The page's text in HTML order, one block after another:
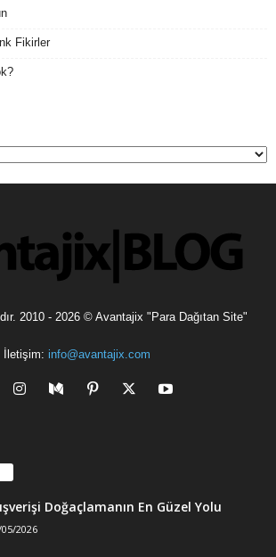
Fikirler
2010 - 2026 © Avantajix "Para Dağıtan Site"
İletişim: info@avantajix.com
Doğaçlamanın En Güzel Yolu
2026